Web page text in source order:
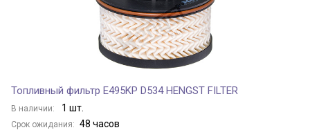
Топливный фильтр E495KP D534 HENGST FILTER
В наличии: 1 шт.
Срок ожидания: 48 часов